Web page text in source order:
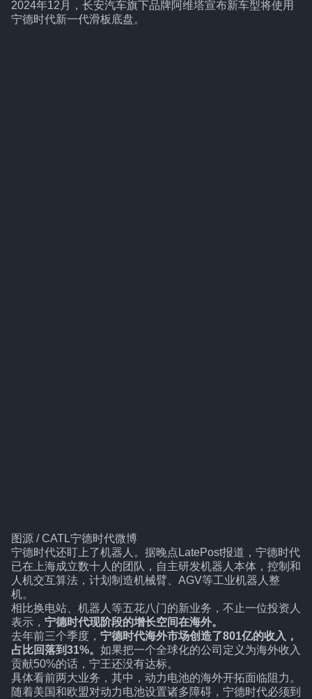
2024年12月，长安汽车旗下品牌阿维塔宣布新车型将使用
宁德时代新一代滑板底盘。
图源 / CATL宁德时代微博
宁德时代还盯上了机器人。据晚点LatePost报道，宁德时代
已在上海成立数十人的团队，自主研发机器人本体，控制和
人机交互算法，计划制造机械臂、AGV等工业机器人整
机。
相比换电站、机器人等五花八门的新业务，不止一位投资人
表示， 宁德时代现阶段的增长空间在海外。
去年前三个季度， 宁德时代海外市场创造了801亿的收入，
占比回落到31%。 如果把一个全球化的公司定义为海外收入
贡献50%的话，宁王还没有达标。
具体看前两大业务，其中，动力电池的海外开拓面临阻力。
随着美国和欧盟对动力电池设置诸多障碍，宁德时代必须到